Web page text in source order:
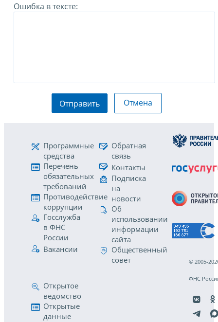
Ошибка в тексте:
Отправить Отмена
Программные
средства
Перечень
обязательных
требований
Противодействие
коррупции
Госслужба
в ФНС
России
Вакансии
Обратная
связь
Контакты
Подписка
на
новости
Об
использовании
информации
сайта
Общественный
совет
Открытое
ведомство
Открытые
данные
© 2005-
ФНС